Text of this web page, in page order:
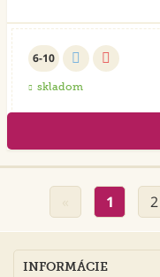
6-10
skladom
1 2
INFORMÁCIE